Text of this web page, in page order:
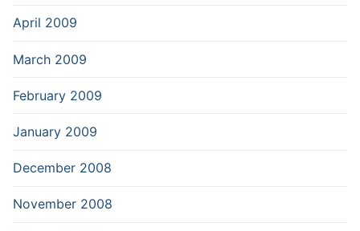
April 2009
March 2009
February 2009
January 2009
December 2008
November 2008